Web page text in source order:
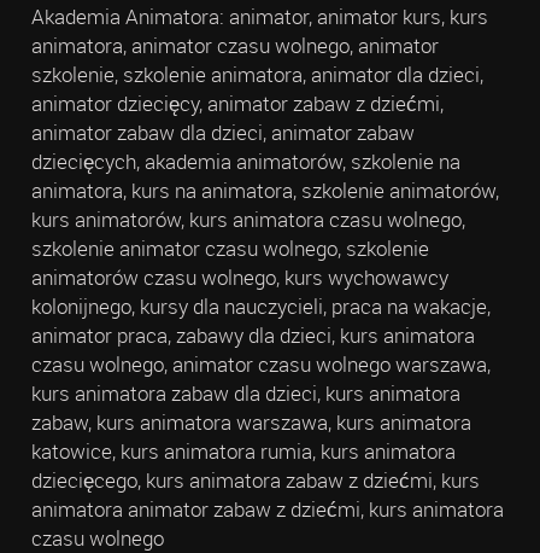
Akademia Animatora: animator, animator kurs, kurs
animatora, animator czasu wolnego, animator
szkolenie, szkolenie animatora, animator dla dzieci,
animator dziecięcy, animator zabaw z dziećmi,
animator zabaw dla dzieci, animator zabaw
dziecięcych, akademia animatorów, szkolenie na
animatora, kurs na animatora, szkolenie animatorów,
kurs animatorów, kurs animatora czasu wolnego,
szkolenie animator czasu wolnego, szkolenie
animatorów czasu wolnego, kurs wychowawcy
kolonijnego, kursy dla nauczycieli, praca na wakacje,
animator praca, zabawy dla dzieci, kurs animatora
czasu wolnego, animator czasu wolnego warszawa,
kurs animatora zabaw dla dzieci, kurs animatora
zabaw, kurs animatora warszawa, kurs animatora
katowice, kurs animatora rumia, kurs animatora
dziecięcego, kurs animatora zabaw z dziećmi, kurs
animatora animator zabaw z dziećmi, kurs animatora
czasu wolnego